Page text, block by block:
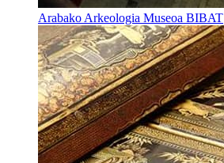
Arabako Arkeologia Museoa BIBAT